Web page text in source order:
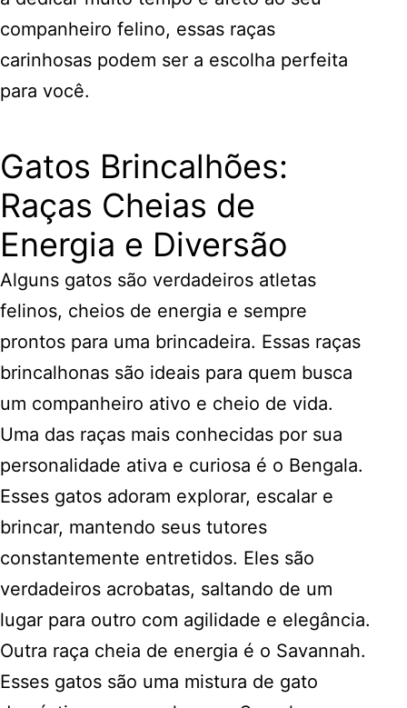
companheiro felino, essas raças
carinhosas podem ser a escolha perfeita
para você.
Gatos Brincalhões:
Raças Cheias de
Energia e Diversão
Alguns gatos são verdadeiros atletas
felinos, cheios de energia e sempre
prontos para uma brincadeira. Essas raças
brincalhonas são ideais para quem busca
um companheiro ativo e cheio de vida.
Uma das raças mais conhecidas por sua
personalidade ativa e curiosa é o Bengala.
Esses gatos adoram explorar, escalar e
brincar, mantendo seus tutores
constantemente entretidos. Eles são
verdadeiros acrobatas, saltando de um
lugar para outro com agilidade e elegância.
Outra raça cheia de energia é o Savannah.
Esses gatos são uma mistura de gato